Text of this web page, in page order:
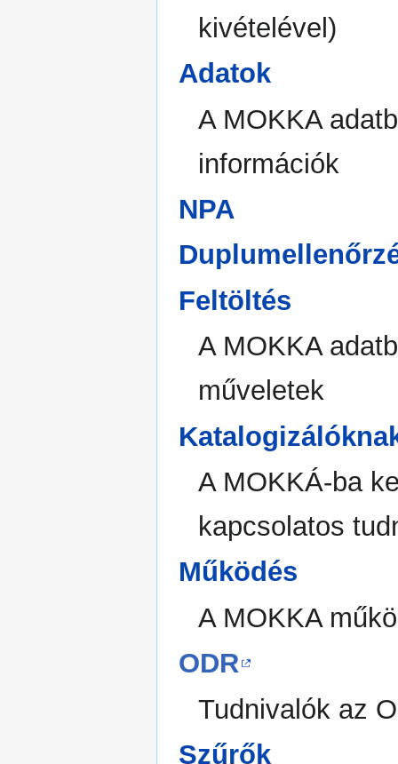
kivételével)
Adatok
A MOKKA
információk
NPA
Feltöltés
A MOKKA
műveletek
A MOKKÁ-ba
kapcsolatos
Működés
A MOKKA
ODR
Tudnivalók az
Szűrők